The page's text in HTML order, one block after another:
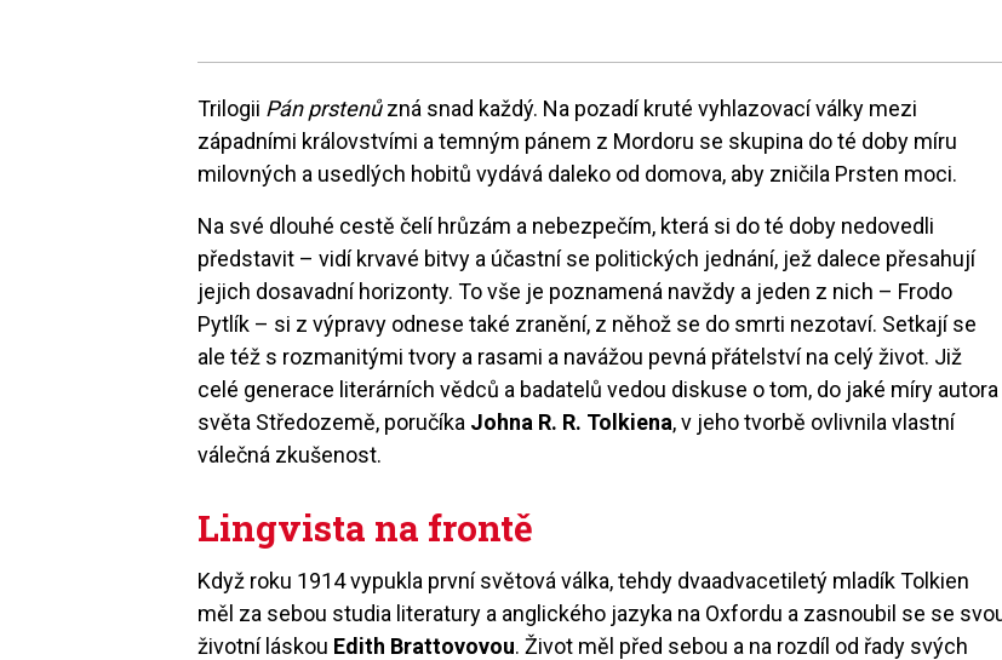
Trilogii Pán prstenůzná snad každý. Na pozadí kruté vyhlazovací války mezi
západními královstvími a temným pánem z Mordoru se skupina do té doby míru
milovných a usedlých hobitů vydává daleko od domova, aby zničila Prsten moci.
Na své dlouhé cestě čelí hrůzám a nebezpečím, která si do té doby nedovedli
představit – vidí krvavé bitvy a účastní se politických jednání, jež dalece přesahují
jejich dosavadní horizonty. To vše je poznamená navždy a jeden z nich – Frodo
Pytlík – si z výpravy odnese také zranění, z něhož se do smrti nezotaví. Setkají se
ale též s rozmanitými tvory a rasami a navážou pevná přátelství na celý život. Již
celé generace literárních vědců a badatelů vedou diskuse o tom, do jaké míry autora
světa Středozemě, poručíka Johna R. R. Tolkiena, v jeho tvorbě ovlivnila vlastní
válečná zkušenost.
Lingvista na frontě
Když roku 1914 vypukla první světová válka, tehdy dvaadvacetiletý mladík Tolkien
měl za sebou studia literatury a anglického jazyka na Oxfordu a zasnoubil se se
životní láskou Edith Brattovovou. Život měl před sebou a na rozdíl od řady svých